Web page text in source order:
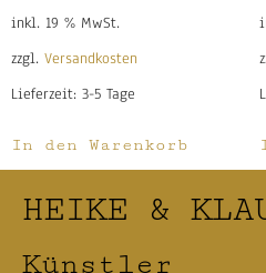
inkl. 19 % MwSt.
zzgl. Versandkosten
Lieferzeit: 3-5 Tage
In den Warenkorb
HEIKE &
Künstler